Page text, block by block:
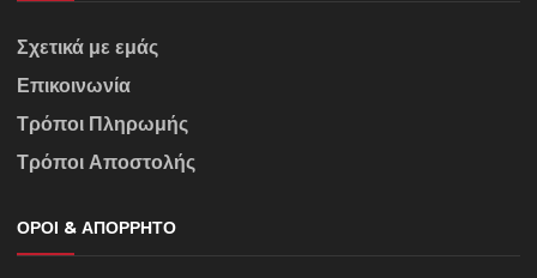
Σχετικά με εμάς
Επικοινωνία
Τρόποι Πληρωμής
Τρόποι Αποστολής
ΌΡΟΙ & ΑΠΌΡΡΗΤΟ